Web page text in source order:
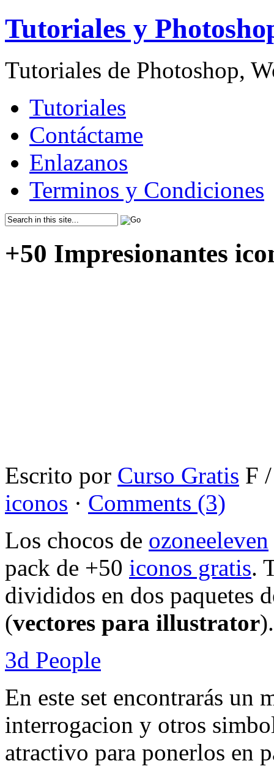
Tutoriales y
Tutoriales de Photoshop,
Tutoriales
Contáctame
Enlazanos
Terminos y Condiciones
+50 Impresionantes
Escrito por Curso Gratis F
iconos · Comments (3)
Los chocos de ozoneeleven
pack de +50 iconos gratis.
divididos en dos paquetes
(vectores para illustrator).
3d People
En este set encontrarás un
interrogacion y otros
atractivo para ponerlos en